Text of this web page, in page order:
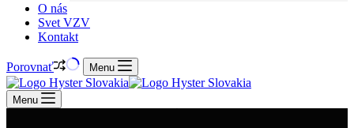
O nás
Svet VZV
Kontakt
Porovnať Menu
Menu